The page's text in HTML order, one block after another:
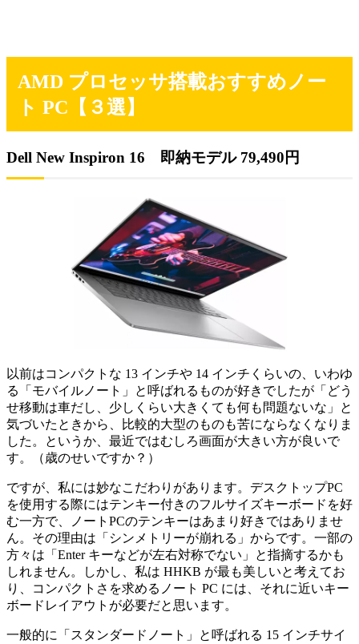
AMD プロセッサ搭載おすすめノー
ト PC【３選】
Dell New Inspiron 16 即納モデル 79,490円
以前はコンパクトな 13 インチや 14 インチくらいの、いわゆ
る「モバイルノート」と呼ばれるものが好きでしたが「どう
せ移動は車だし、少しくらい大きくても何も問題ないな」と
気づいたときから、比較的大型のものも苦にならなくなりま
した。というか、最近ではむしろ画面が大きい方が良いで
す。（歳のせいですか？）
ですが、私には妙なこだわりがあります。デスクトップPC
を使用する際にはテンキー付きのフルサイズキーボードを好
む一方で、ノートPCのテンキーはあまり好きではありませ
ん。その理由は「シンメトリーが崩れる」からです。一部の
方々は「Enter キーなどが左右対称でない」と指摘するかも
しれません。しかし、私は HHKB が最も美しいと考えてお
り、コンパクトさを求めるノート PC には、それに近いキー
ボードレイアウトが必要だと思います。
一般的に「スタンダードノート」と呼ばれる 15 インチサイ